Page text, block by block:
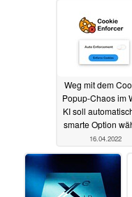
Weg mit dem
Popup-Chaos im
KI soll
smarte Option
16.04.2022